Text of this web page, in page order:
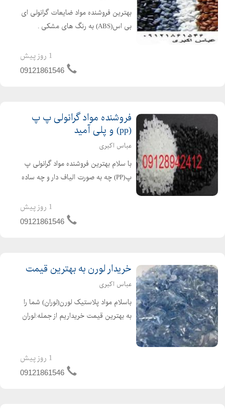
بهترین فروشنده مواد ضایعات گرانولی ای
بی اس(ABS) به رنگ های مشکی .
کشور کافیست تماس بگیرید عباس
1 روز پیش
09121861546
فروشنده مواد گرانولی پ پ
(pp) و پلی آمید
عباس اکبری
با سلام بهترین فروشنده مواد گرانولی پ
پ(PP) چه به صورت الیاف دار و چه ساده
تماس بگیرید همینطور برای تهیه مواد
گرانولی پلی آمید((الیاف دار و ساده))...
1 روز پیش
09121861546
خریدار لورن به بهترین قیمت
عباس اکبری
باسلام مواد پلاستیک لورن(لوران) شما را
به بهترین قیمت خریداریم از جمله:لوران
آبی و بی رنگ و..... فقط کافیست تماس
1 روز پیش
09121861546